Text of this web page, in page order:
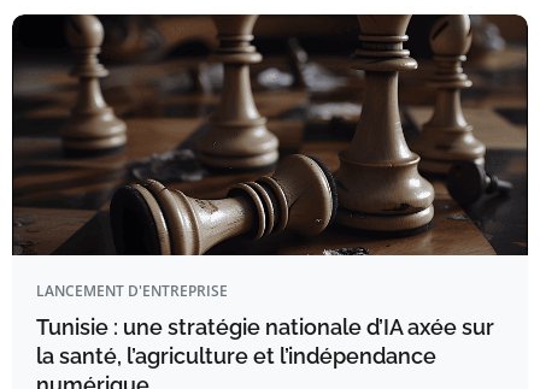
LANCEMENT D'ENTREPRISE
Tunisie : une stratégie nationale d’IA axée sur
la santé, l’agriculture et l’indépendance